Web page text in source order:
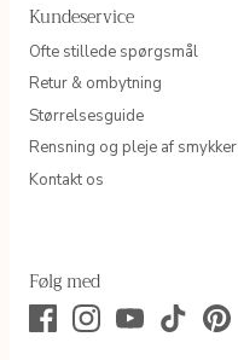
Kundeservice
Ofte stillede spørgsmål
Retur & ombytning
Størrelsesguide
Rensning og pleje af smykker
Kontakt os
Følg med